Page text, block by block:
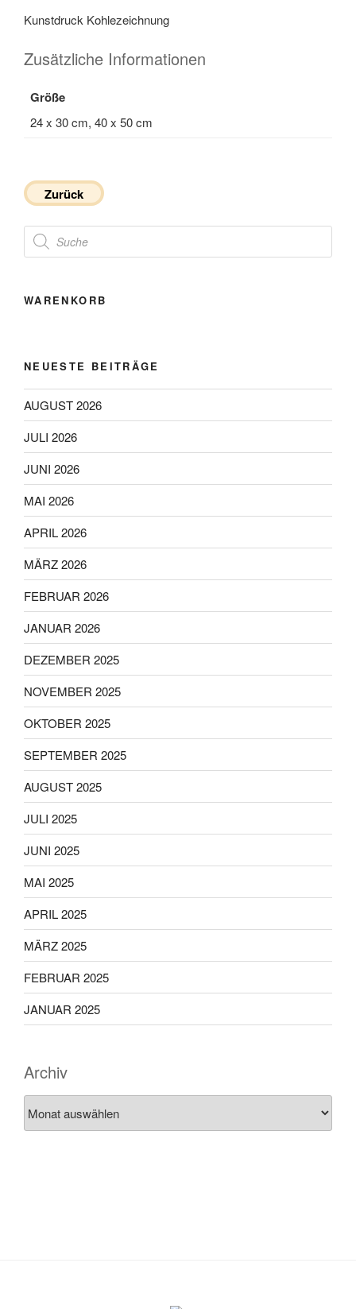
Kunstdruck Kohlezeichnung
Zusätzliche Informationen
Größe
24 x 30 cm, 40 x 50 cm
Zurück
Products
search
WARENKORB
NEUESTE BEITRÄGE
AUGUST 2026
JULI 2026
JUNI 2026
MAI 2026
APRIL 2026
MÄRZ 2026
FEBRUAR 2026
JANUAR 2026
DEZEMBER 2025
NOVEMBER 2025
OKTOBER 2025
SEPTEMBER 2025
AUGUST 2025
JULI 2025
JUNI 2025
MAI 2025
APRIL 2025
MÄRZ 2025
FEBRUAR 2025
JANUAR 2025
Archiv